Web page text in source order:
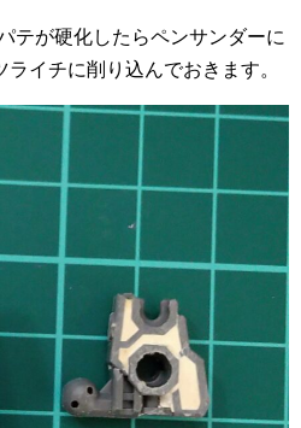
テが硬化したらペンサンダーに
イチに削り込んでおきます。